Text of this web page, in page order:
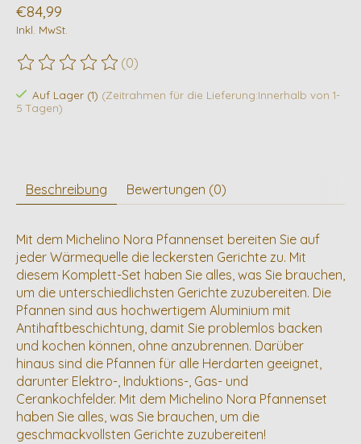
€84,99
Inkl. MwSt.
Die Bewertung dieses Produkts ist
(0)
Auf Lager (1) (Zeitrahmen für die Lieferung:Innerhalb von 1-
5 Tagen)
Beschreibung Bewertungen (0)
Mit dem Michelino Nora Pfannenset bereiten Sie auf
jeder Wärmequelle die leckersten Gerichte zu. Mit
diesem Komplett-Set haben Sie alles, was Sie brauchen,
um die unterschiedlichsten Gerichte zuzubereiten. Die
Pfannen sind aus hochwertigem Aluminium mit
Antihaftbeschichtung, damit Sie problemlos backen
und kochen können, ohne anzubrennen. Darüber
hinaus sind die Pfannen für alle Herdarten geeignet,
darunter Elektro-, Induktions-, Gas- und
Cerankochfelder. Mit dem Michelino Nora Pfannenset
haben Sie alles, was Sie brauchen, um die
geschmackvollsten Gerichte zuzubereiten!